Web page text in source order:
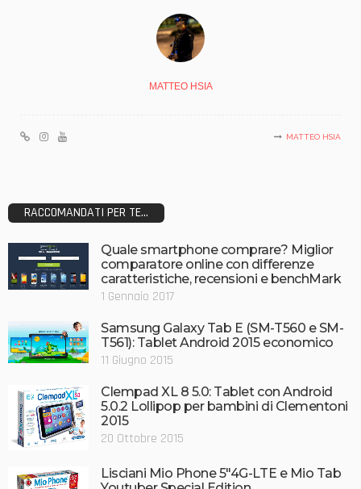
MATTEO HSIA
MATTEO HSIA
RACCOMANDATI PER TE...
Quale smartphone comprare? Miglior
comparatore online con differenze
caratteristiche, recensioni e benchMark
1 Gennaio 2017
Samsung Galaxy Tab E (SM-T560 e SM-
T561): Tablet Android 2015 economico
11 Giugno 2015
Clempad XL 8 5.0: Tablet con Android
5.0.2 Lollipop per bambini di Clementoni
2015
20 Ottobre 2015
Lisciani Mio Phone 5″4G-LTE e Mio Tab